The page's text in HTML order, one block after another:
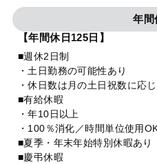
年間
【年間休日125日】
■週休2日制
・土日勤務の可能性あり
・休日数は月の土日祝数に応
■有給休暇
・年10日以上
・100％消化／時間単位使用
■夏季・年末年始特別休暇あり
■慶弔休暇